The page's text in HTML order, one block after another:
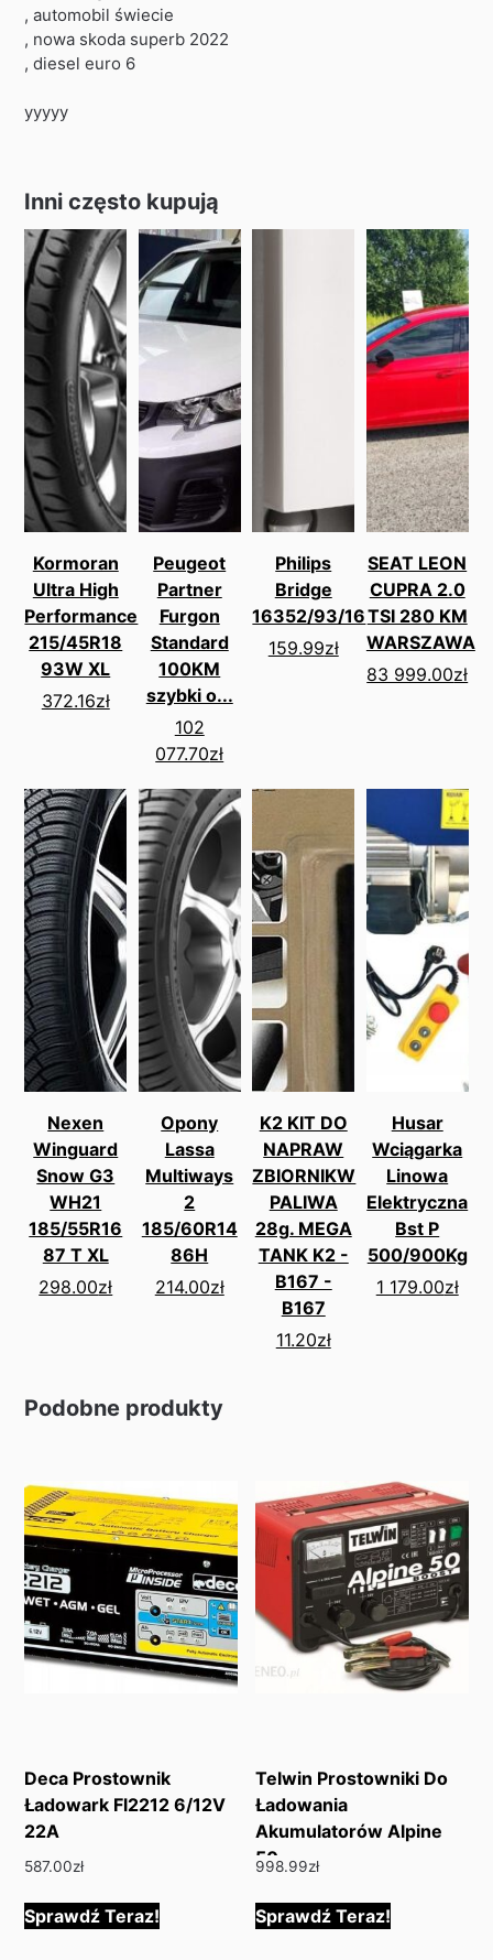
, automobil świecie
, nowa skoda superb 2022
, diesel euro 6
yyyyy
Inni często kupują
Kormoran
Ultra High
Performance
215/45R18
93W XL
372.16zł
Peugeot
Partner
Furgon
Standard
100KM
szybki o...
102
077.70zł
Philips
Bridge
16352/93/16
159.99zł
SEAT LEON
CUPRA 2.0
TSI 280 KM
WARSZAWA
83 999.00zł
Nexen
Winguard
Snow G3
WH21
185/55R16
87 T XL
298.00zł
Opony
Lassa
Multiways
2
185/60R14
86H
214.00zł
K2 KIT DO
NAPRAW
ZBIORNIKW
PALIWA
28g. MEGA
TANK K2 -
B167 -
B167
11.20zł
Husar
Wciągarka
Linowa
Elektryczna
Bst P
500/900Kg
1 179.00zł
Podobne produkty
Deca Prostownik
Ładowark Fl2212 6/12V
22A
587.00zł
Sprawdź Teraz!
Telwin Prostowniki Do
Ładowania
Akumulatorów Alpine
50
998.99zł
Sprawdź Teraz!